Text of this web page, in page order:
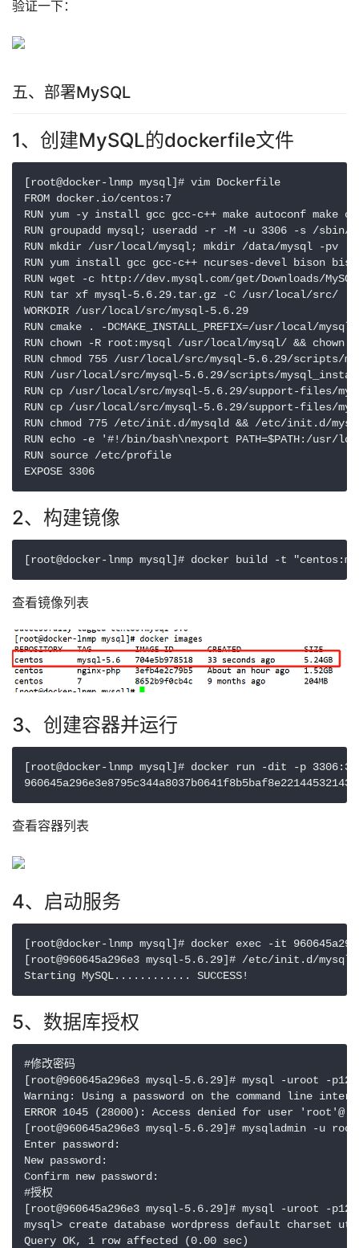
验证一下：
五、部署MySQL
1、创建MySQL的dockerfile文件
[root@docker-lnmp mysql]# vim Dockerfile
FROM docker.io/centos:7
RUN yum -y install gcc gcc-c++ make autoconf make
RUN groupadd mysql; useradd -r -M -u 3306 -s /sbin/
RUN mkdir /usr/local/mysql; mkdir /data/mysql -pv
RUN yum install gcc gcc-c++ ncurses-devel bison
RUN wget -c http://dev.mysql.com/get/Downloads/
RUN tar xf mysql-5.6.29.tar.gz -C /usr/local/src/
WORKDIR /usr/local/src/mysql-5.6.29
RUN cmake . -DCMAKE_INSTALL_PREFIX=/usr/local/mysql -
RUN chown -R root:mysql /usr/local/mysql/ && chown
RUN chmod 755 /usr/local/src/mysql-5.6.29/scripts/
RUN /usr/local/src/mysql-5.6.29/scripts/
RUN cp /usr/local/src/mysql-5.6.29/support-files/
RUN cp /usr/local/src/mysql-5.6.29/support-files/
RUN chmod 775 /etc/init.d/mysqld && /etc/init.d/
RUN echo -e '#!/bin/bash\nexport PATH=$PATH:/
RUN source /etc/profile
2、构建镜像
查看镜像列表
3、创建容器并运行
[root@docker-lnmp mysql]# docker run -dit -p
查看容器列表
4、启动服务
[root@docker-lnmp mysql]# docker exec -it
[root@960645a296e3 mysql-5.6.29]# /etc/init.d/
5、数据库授权
#修改密码
[root@960645a296e3 mysql-5.6.29]# mysql -uroot -
Warning: Using a password on the command line
ERROR 1045 (28000): Access denied for user
[root@960645a296e3 mysql-5.6.29]# mysqladmin -u
Enter password:
New password:
Confirm new password:
#授权
[root@960645a296e3 mysql-5.6.29]# mysql -uroot -
mysql> create database wordpress default charset
Query OK, 1 row affected (0.00 sec)